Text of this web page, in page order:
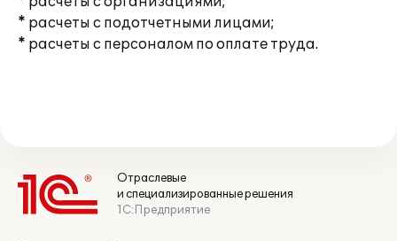
* расчеты с подотчетными лицами;
* расчеты с персоналом по оплате труда.
Отраслевые
и специализированные решения
1С:Предприятие